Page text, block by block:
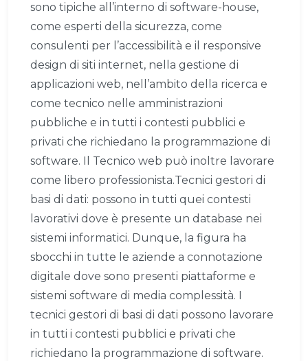
sono tipiche all’interno di software-house,
come esperti della sicurezza, come
consulenti per l’accessibilità e il responsive
design di siti internet, nella gestione di
applicazioni web, nell’ambito della ricerca e
come tecnico nelle amministrazioni
pubbliche e in tutti i contesti pubblici e
privati che richiedano la programmazione di
software. Il Tecnico web può inoltre lavorare
come libero professionista.Tecnici gestori di
basi di dati: possono in tutti quei contesti
lavorativi dove è presente un database nei
sistemi informatici. Dunque, la figura ha
sbocchi in tutte le aziende a connotazione
digitale dove sono presenti piattaforme e
sistemi software di media complessità. I
tecnici gestori di basi di dati possono lavorare
in tutti i contesti pubblici e privati che
richiedano la programmazione di software.